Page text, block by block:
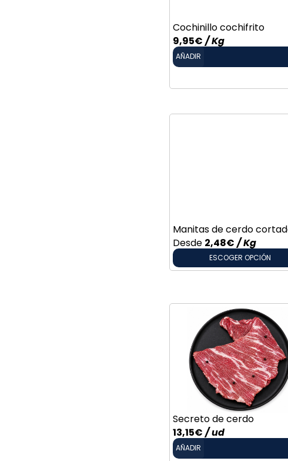
Cochinillo cochifrito
9,95€/ Kg
AÑADIR
Manitas de cerdo
Desde 2,48€/ Kg
ESCOGER OPCIÓN
Secreto de cerdo
13,15€/ ud
AÑADIR